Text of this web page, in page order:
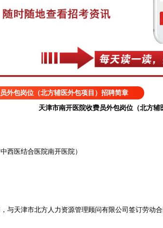
外包岗位（北方辅医外包项目）招聘简章
天津市南开医院收费员外包岗位（北方
医结合医院南开医院）
天津市北方人力资源管理顾问有限公司签订劳动